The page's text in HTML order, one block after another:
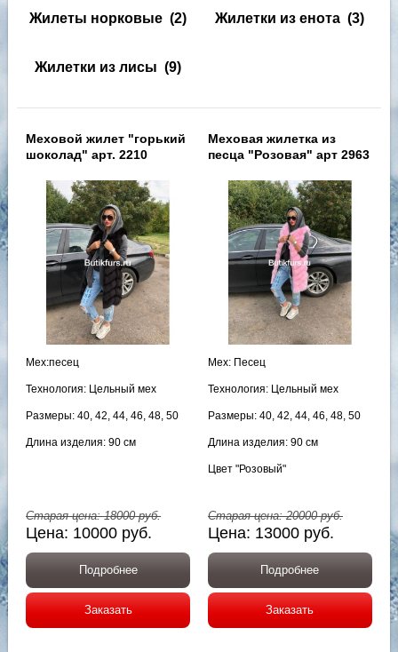
Жилеты норковые (2) Жилетки из енота (3)
Жилетки из лисы (9)
Меховой жилет "горький
шоколад" арт. 2210
Мех:песец
Технология: Цельный мех
Размеры: 40, 42, 44, 46, 48, 50
Длина изделия: 90 см
Старая цена:18000руб.
Цена: 10000 руб.
Подробнее
Заказать
Меховая жилетка из
песца "Розовая" арт 2963
Мех: Песец
Технология: Цельный мех
Размеры: 40, 42, 44, 46, 48, 50
Длина изделия: 90 см
Цвет "Розовый"
Старая цена:20000руб.
Цена: 13000 руб.
Подробнее
Заказать